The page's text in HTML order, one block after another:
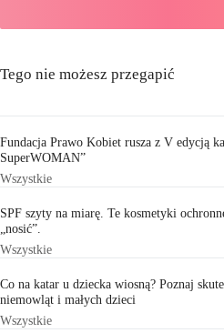
Tego nie możesz przegapić
Fundacja Prawo Kobiet rusza z V edycją
SuperWOMAN”
Wszystkie
SPF szyty na miarę. Te kosmetyki
„nosić”.
Wszystkie
Co na katar u dziecka wiosną? Poznaj
niemowląt i małych dzieci
Wszystkie